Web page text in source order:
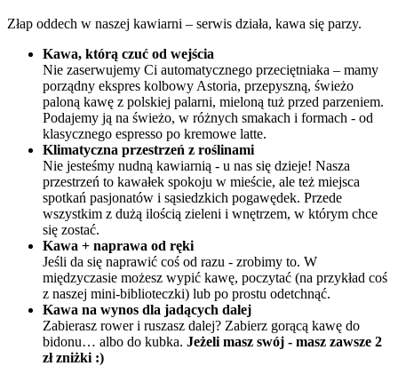
Złap oddech w naszej kawiarni – serwis działa, kawa się parzy.
Kawa, którą czuć od wejścia​​​
Nie zaserwujemy Ci automatycznego przeciętniaka – mamy
porządny ekspres kolbowy Astoria, przepyszną, świeżo
paloną kawę z polskiej palarni, mieloną tuż przed parzeniem.
Podajemy ją na świeżo, w różnych smakach i formach - od
klasycznego espresso po kremowe latte.
Klimatyczna przestrzeń z roślinami​​​
Nie jesteśmy nudną kawiarnią - u nas się dzieje! Nasza
przestrzeń to kawałek spokoju w mieście, ale też miejsca
spotkań pasjonatów i sąsiedzkich pogawędek. Przede
wszystkim z dużą ilością zieleni i wnętrzem, w którym chce
się zostać.
Kawa + naprawa od ręki
Jeśli da się naprawić coś od razu - zrobimy to. W
międzyczasie możesz wypić kawę, poczytać (na przykład coś
z naszej mini-biblioteczki) lub po prostu odetchnąć.
Kawa na wynos dla jadących dalej
Zabierasz rower i ruszasz dalej? Zabierz gorącą kawę do
bidonu… albo do kubka. Jeżeli masz swój - masz zawsze 2
zł zniżki :)